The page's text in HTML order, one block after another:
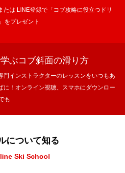
たは LINE登録で「コブ攻略に役立つドリ
をプレゼント
ぶコブ斜面の滑り方
門インストラクターのレッスンをいつもあ
に！オンライン視聴、スマホにダウンロー
も
について知る
Ski School